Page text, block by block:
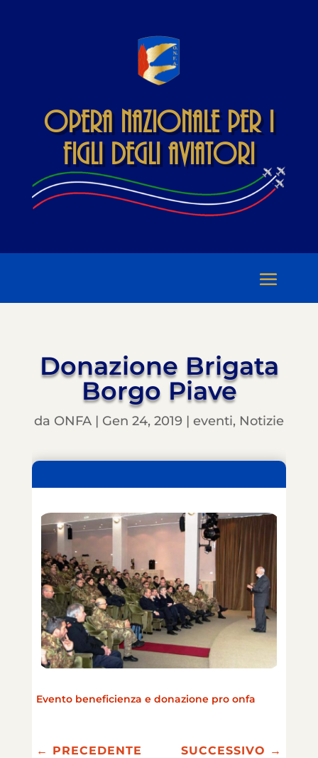
Opera Nazionale per i
Figli degli Aviatori
Donazione Brigata
Borgo Piave
da ONFA | Gen 24, 2019 | eventi, Notizie
Evento beneficienza e donazione pro onfa
← PRECEDENTE SUCCESSIVO →